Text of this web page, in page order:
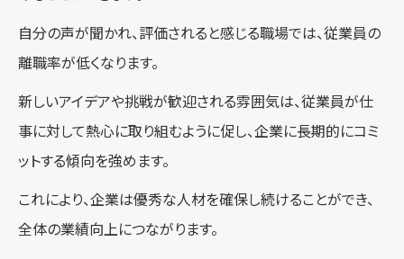
自分の声が聞かれ、評価されると感じる職場では、従業員の
離職率が低くなります。
新しいアイデアや挑戦が歓迎される雰囲気は、従業員が仕
事に対して熱心に取り組むように促し、企業に長期的にコミ
ットする傾向を強めます。
これにより、企業は優秀な人材を確保し続けることができ、
全体の業績向上につながります。